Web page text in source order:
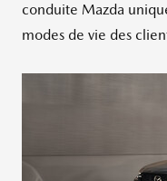
conduite Mazda
modes de vie des